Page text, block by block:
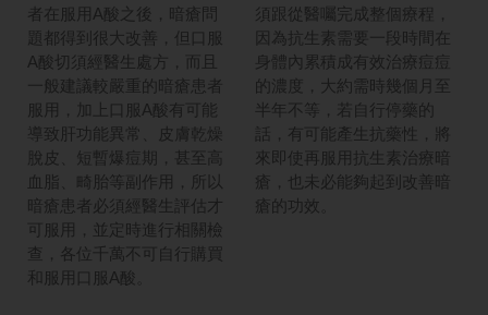
者在服用A酸之後，暗瘡問
題都得到很大改善，但口服
A酸切須經醫生處方，而且
一般建議較嚴重的暗瘡患者
服用，加上口服A酸有可能
導致肝功能異常、皮膚乾燥
脫皮、短暫爆痘期，甚至高
血脂、畸胎等副作用，所以
暗瘡患者必須經醫生評估才
可服用，並定時進行相關檢
查，各位千萬不可自行購買
和服用口服A酸。
須跟從醫囑完成整個療程，
因為抗生素需要一段時間在
身體內累積成有效治療痘痘
的濃度，大約需時幾個月至
半年不等，若自行停藥的
話，有可能產生抗藥性，將
來即使再服用抗生素治療暗
瘡，也未必能夠起到改善暗
瘡的功效。